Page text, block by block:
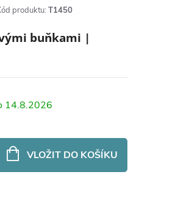
produktu: T1450
buňkami |
14.8.2026
VLOŽIT DO KOŠÍKU